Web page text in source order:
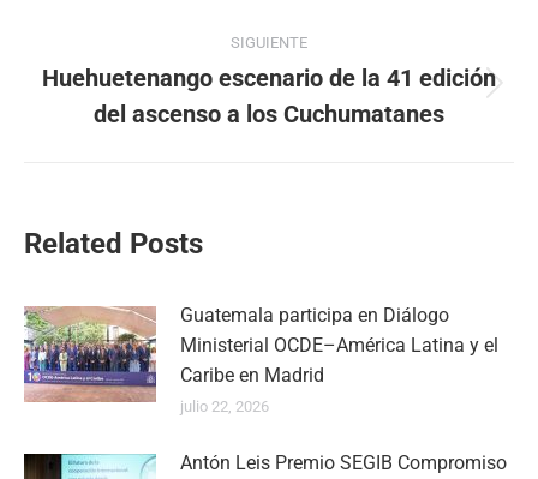
SIGUIENTE
siguiente:
Huehuetenango escenario de la 41 edición
del ascenso a los Cuchumatanes
Related Posts
Guatemala participa en Diálogo
Ministerial OCDE–América Latina y el
Caribe en Madrid
julio 22, 2026
Antón Leis Premio SEGIB Compromiso